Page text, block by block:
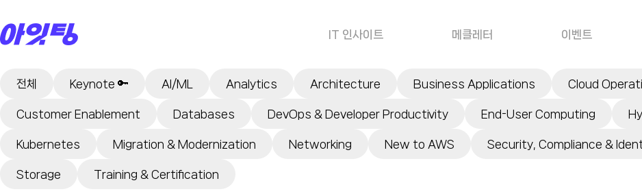
to
content
IT 인사이트 메클레터 이벤트
전체 Keynote 🔑 AI/ML Analytics Architecture Business Applications Cloud
Customer Enablement Databases DevOps & Developer Productivity End-User Computing
Kubernetes Migration & Modernization Networking New to AWS Security, Compliance &
Storage Training & Certification